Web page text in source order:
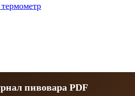
пивовара PDF